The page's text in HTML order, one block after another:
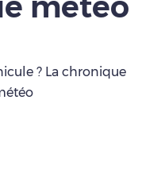
? La chronique